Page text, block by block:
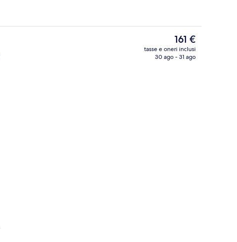
One 80 Suite | Area soggiorno | TV
Il
prezzo
attuale
161 €
tasse e oneri inclusi
30 ago - 31 ago